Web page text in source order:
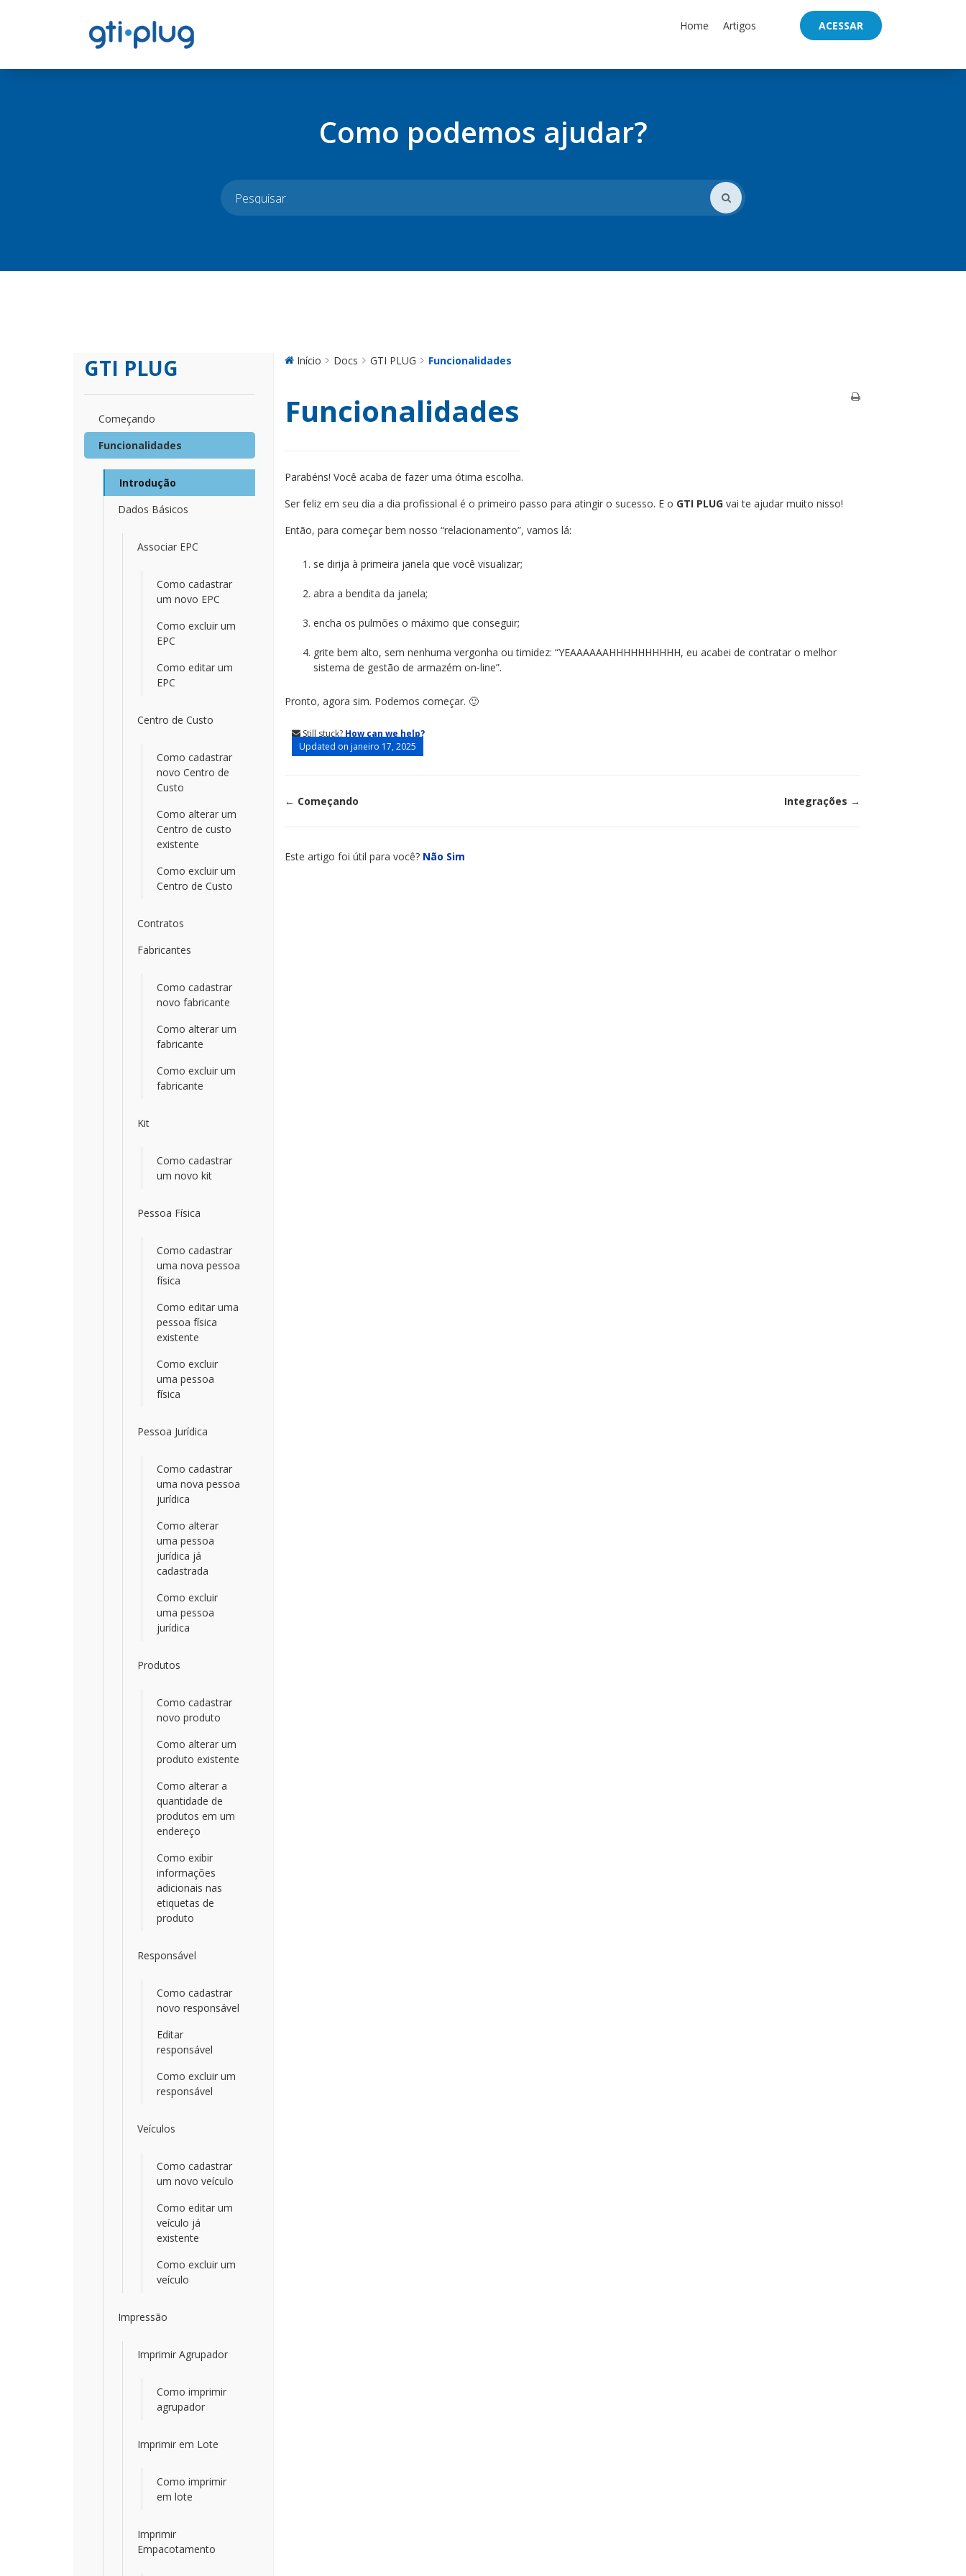
Home Artigos ACESSAR
Como podemos ajudar?
GTI PLUG
Começando
Funcionalidades
Introdução
Dados Básicos
Associar EPC
Como cadastrar
um novo EPC
Como excluir um
EPC
Como editar um
EPC
Centro de Custo
Como cadastrar
novo Centro de
Custo
Como alterar um
Centro de custo
existente
Como excluir um
Centro de Custo
Contratos
Fabricantes
Como cadastrar
novo fabricante
Como alterar um
fabricante
Como excluir um
fabricante
Kit
Como cadastrar
um novo kit
Pessoa Física
Como cadastrar
uma nova pessoa
física
Como editar uma
pessoa física
existente
Como excluir
uma pessoa
física
Pessoa Jurídica
Como cadastrar
uma nova pessoa
jurídica
Como alterar
uma pessoa
jurídica já
cadastrada
Como excluir
uma pessoa
jurídica
Produtos
Como cadastrar
novo produto
Como alterar um
produto existente
Como alterar a
quantidade de
produtos em um
endereço
Como exibir
informações
adicionais nas
etiquetas de
produto
Responsável
Como cadastrar
novo responsável
Editar
responsável
Como excluir um
responsável
Veículos
Como cadastrar
um novo veículo
Como editar um
veículo já
existente
Como excluir um
veículo
Impressão
Imprimir Agrupador
Como imprimir
agrupador
Imprimir em Lote
Como imprimir
em lote
Imprimir
Empacotamento
Início Docs GTI PLUG Funcionalidades
Funcionalidades
Parabéns! Você acaba de fazer uma ótima escolha.
Ser feliz em seu dia a dia profissional é o primeiro passo para atingir o sucesso. E o GTI PLUGvai te ajudar muito nisso!
Então, para começar bem nosso “relacionamento”, vamos lá:
se dirija à primeira janela que você visualizar;
abra a bendita da janela;
encha os pulmões o máximo que conseguir;
grite bem alto, sem nenhuma vergonha ou timidez: “YEAAAAAAHHHHHHHHHH, eu acabei de contratar o melhor
sistema de gestão de armazém on-line”.
Pronto, agora sim. Podemos começar. 🙂
Still stuck? How can we help?
Updated on janeiro 17, 2025
Doc
← Começando Integrações →
Este artigo foi útil para você? Não Sim